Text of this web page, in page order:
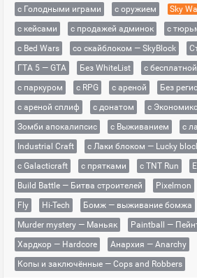
с Голодными играми
с оружием Sky
с кейсами
с продажей админок с
с Bed Wars
со скайблоком — SkyBlock
ГТА 5 — GTA
Без WhiteList
с
с паркуром
с RPG с ареной
Без
с ареной сплиф
с донатом с
Зомби апокалипсис
с Выживанием с
Industrial Craft
с Лаки блоком — Lucky
с Galacticraft
с прятками с TNT Run
Build Battle — Битва строителей
Pixelmon
Fly
Hi-Tech
Бомж — выживание бомжа
Murder mystery — Маньяк
Paintball —
Хардкор — Hardcore
Анархия — Anarchy
Копы и заключённые — Cops and Robbers